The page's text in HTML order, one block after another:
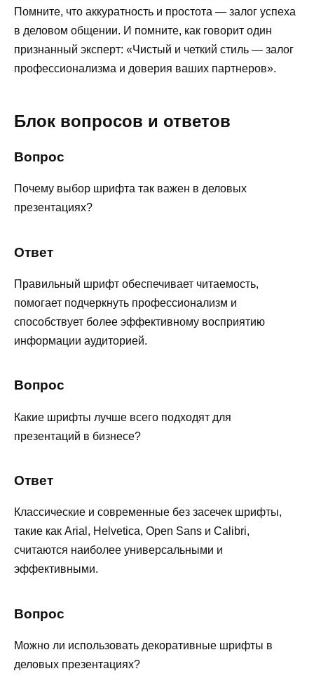
Помните, что аккуратность и простота — залог успеха
в деловом общении. И помните, как говорит один
признанный эксперт: «Чистый и четкий стиль — залог
профессионализма и доверия ваших партнеров».
Блок вопросов и ответов
Вопрос
Почему выбор шрифта так важен в деловых
презентациях?
Ответ
Правильный шрифт обеспечивает читаемость,
помогает подчеркнуть профессионализм и
способствует более эффективному восприятию
информации аудиторией.
Вопрос
Какие шрифты лучше всего подходят для
презентаций в бизнесе?
Ответ
Классические и современные без засечек шрифты,
такие как Arial, Helvetica, Open Sans и Calibri,
считаются наиболее универсальными и
эффективными.
Вопрос
Можно ли использовать декоративные шрифты в
деловых презентациях?